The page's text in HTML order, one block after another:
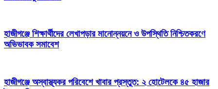
হাজীগঞ্জে শিক্ষার্থীদের লেখাপড়ার মানোন্নয়নে ও উপস্থিতি নিশ্চিতকরণে
অভিভাবক সমাবেশ
হাজীগঞ্জে অস্বাস্থ্যকর পরিবেশে খাবার প্রস্তুত: ২ হোটেলকে ৪৫ হাজার